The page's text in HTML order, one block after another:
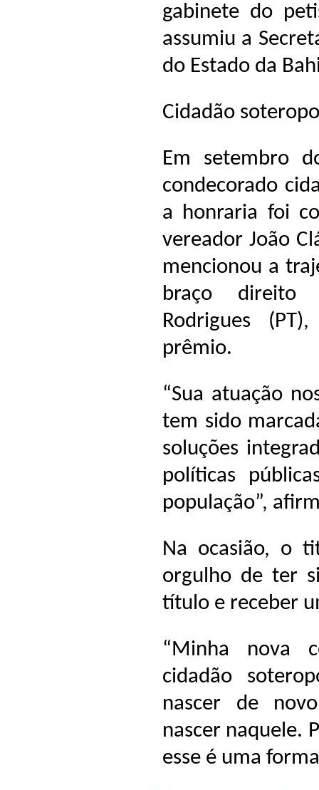
gabinete do
assumiu a
do Estado da
Cidadão
Em setembro
condecorado
a honraria foi
vereador João
mencionou a
braço direito
Rodrigues
prêmio.
“Sua atuação
tem sido
soluções
políticas
população”,
Na ocasião, o
orgulho de ter
título e receber
“Minha nova
cidadão
nascer de
nascer naquele.
esse é uma